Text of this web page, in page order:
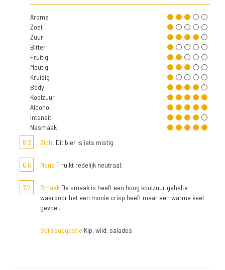
Aroma
Zoet
Zuur
Bitter
Fruitig
Moutig
Kruidig
Body
Koolzuur
Alcohol
Intensit.
Nasmaak
6,2
Zicht Dit bier is iets mistig
6,6 Neus T ruikt redelijk neutraal.
7,2 Smaak De smaak is heeft een hoog koolzuur gehalte
waardoor het een mooie crisp heeft maar een warme keel
gevoel.
Spijssuggestie Kip, wild, salades